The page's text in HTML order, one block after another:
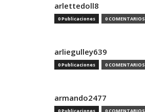
arlettedoll8
0 Publicaciones 0 COMENTARIOS
arliegulley639
0 Publicaciones 0 COMENTARIOS
armando2477